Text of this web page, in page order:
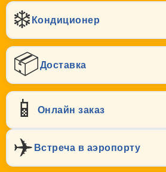
❄️ Кондиционер
📦Доставка
📱 Онлайн заказ
✈️ Встреча в аэропорту